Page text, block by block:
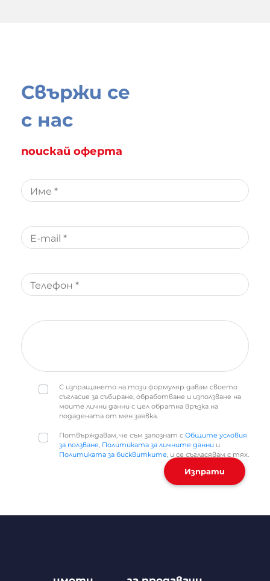
Свържи се
с нас
поискай оферта
Име *
E-mail *
Телефон *
С изпращането на този формуляр давам своето
съгласие за събиране, обработване и използване на
моите лични данни с цел обратна връзка на
подадената от мен заявка.
Потвърждавам, че съм запознат с Общите условия
за ползване, Политиката за личните даннии
Политиката за бисквитките, и се съгласявам с тях.
Изпрати